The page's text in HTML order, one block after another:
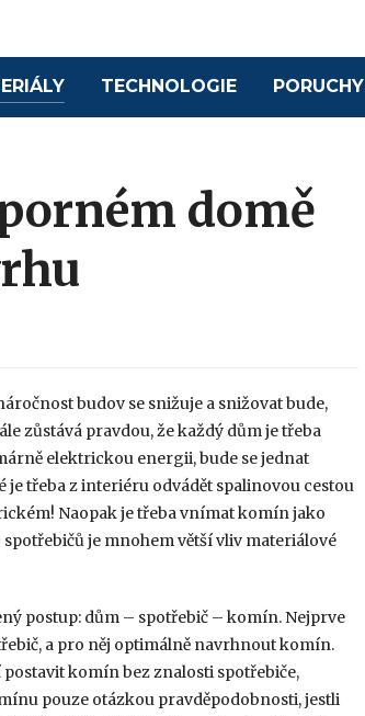
TECHNOLOGIE PORUCHY
domě
budov se snižuje a snižovat bude,
zůstává pravdou, že každý dům je třeba
elektrickou energii, bude se jednat
třeba z interiéru odvádět spalinovou cestou
Naopak je třeba vnímat komín jako
je mnohem větší vliv materiálové
postup: dům – spotřebič – komín. Nejprve
a pro něj optimálně navrhnout komín.
komín bez znalosti spotřebiče,
pouze otázkou pravděpodobnosti, jestli